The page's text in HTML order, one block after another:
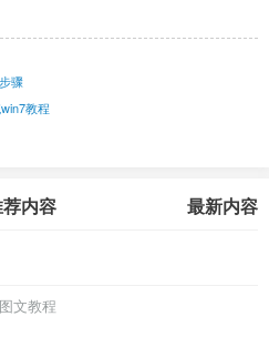
骤
教程
内容 最新内容
文教程